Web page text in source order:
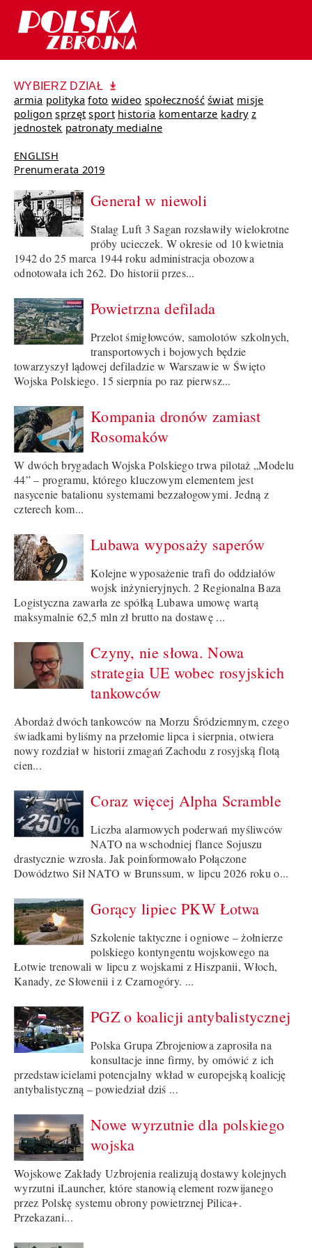
WYBIERZ DZIAŁ
armia polityka foto wideo społeczność świat misje
poligon sprzęt sport historia komentarze kadry z
jednostek patronaty medialne
ENGLISH
Prenumerata 2019
Generał w niewoli
Stalag Luft 3 Sagan rozsławiły wielokrotne
próby ucieczek. W okresie od 10 kwietnia
1942 do 25 marca 1944 roku administracja obozowa
odnotowała ich 262. Do historii przes...
Powietrzna defilada
Przelot śmigłowców, samolotów szkolnych,
transportowych i bojowych będzie
towarzyszył lądowej defiladzie w Warszawie w Święto
Wojska Polskiego. 15 sierpnia po raz pierwsz...
Kompania dronów zamiast
Rosomaków
W dwóch brygadach Wojska Polskiego trwa pilotaż „Modelu
44” – programu, którego kluczowym elementem jest
nasycenie batalionu systemami bezzałogowymi. Jedną z
czterech kom...
Lubawa wyposaży saperów
Kolejne wyposażenie trafi do oddziałów
wojsk inżynieryjnych. 2 Regionalna Baza
Logistyczna zawarła ze spółką Lubawa umowę wartą
maksymalnie 62,5 mln zł brutto na dostawę ...
Czyny, nie słowa. Nowa
strategia UE wobec rosyjskich
tankowców
Abordaż dwóch tankowców na Morzu Śródziemnym, czego
świadkami byliśmy na przełomie lipca i sierpnia, otwiera
nowy rozdział w historii zmagań Zachodu z rosyjską flotą
cien...
Coraz więcej Alpha Scramble
Liczba alarmowych poderwań myśliwców
NATO na wschodniej flance Sojuszu
drastycznie wzrosła. Jak poinformowało Połączone
Dowództwo Sił NATO w Brunssum, w lipcu 2026 roku o...
Gorący lipiec PKW Łotwa
Szkolenie taktyczne i ogniowe – żołnierze
polskiego kontyngentu wojskowego na
Łotwie trenowali w lipcu z wojskami z Hiszpanii, Włoch,
Kanady, ze Słowenii i z Czarnogóry. ...
PGZ o koalicji antybalistycznej
Polska Grupa Zbrojeniowa zaprosiła na
konsultacje inne firmy, by omówić z ich
przedstawicielami potencjalny wkład w europejską koalicję
antybalistyczną – powiedział dziś ...
Nowe wyrzutnie dla polskiego
wojska
Wojskowe Zakłady Uzbrojenia realizują dostawy kolejnych
wyrzutni iLauncher, które stanowią element rozwijanego
przez Polskę systemu obrony powietrznej Pilica+.
Przekazani...